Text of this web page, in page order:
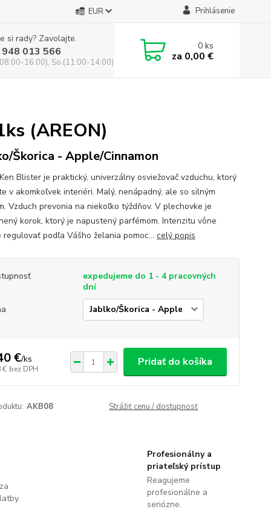
EUR Prihlásenie
si rady? Zavolajte.
013 566
16:00), So (11:00-14:00)
0ks
za 0,00 €
(AREON)
Škorica - Apple/Cinnamon
Blister je praktický, univerzálny osviežovač vzduchu, ktorý
v akomkoľvek interiéri. Malý, nenápadný, ale so silným
Vzduch prevonia na niekoľko týždňov. V plechovke je
korok, ktorý je napustený parfémom. Intenzitu vône
regulovať podľa Vášho želania pomoc... celý popis
expedujeme do 1 - 4 pracovných
dní
€/ks
€ bez DPH
Pridať do košíka
AKB08 Strážiť cenu / dostupnosť
Profesionálny a
priateľský prístup
Reagujeme
profesionálne a
seriózne.